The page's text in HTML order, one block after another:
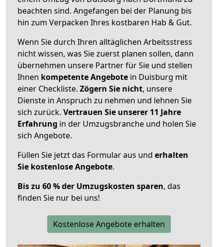
beachten sind. Angefangen bei der Planung bis
hin zum Verpacken Ihres kostbaren Hab & Gut.
Wenn Sie durch Ihren alltäglichen Arbeitsstress
nicht wissen, was Sie zuerst planen sollen, dann
übernehmen unsere Partner für Sie und stellen
Ihnen kompetente Angebote in Duisburg mit
einer Checkliste. Zögern Sie nicht, unsere
Dienste in Anspruch zu nehmen und lehnen Sie
sich zurück. Vertrauen Sie unserer 11 Jahre
Erfahrung in der Umzugsbranche und holen Sie
sich Angebote.
Füllen Sie jetzt das Formular aus und erhalten
Sie kostenlose Angebote.
Bis zu 60 % der Umzugskosten sparen, das
finden Sie nur bei uns!
Kostenlose Angebote erhalten